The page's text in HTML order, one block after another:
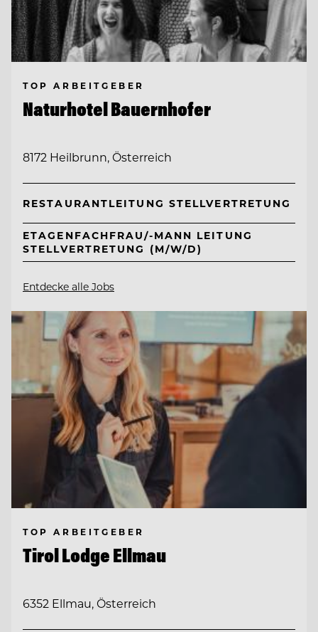
TOP ARBEITGEBER
Naturhotel Bauernhofer
8172 Heilbrunn, Österreich
RESTAURANTLEITUNG STELLVERTRETUNG
ETAGENFACHFRAU/-MANN LEITUNG
STELLVERTRETUNG (M/W/D)
Entdecke alle Jobs
TOP ARBEITGEBER
Tirol Lodge Ellmau
6352 Ellmau, Österreich